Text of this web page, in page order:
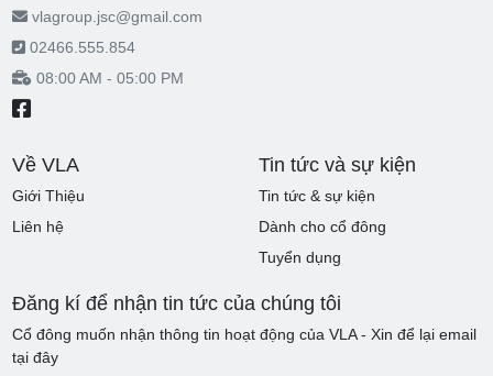
vlagroup.jsc@gmail.com
02466.555.854
08:00 AM - 05:00 PM
Về VLA
Giới Thiệu
Liên hệ
Tin tức và sự kiện
Tin tức & sự kiện
Dành cho cổ đông
Tuyển dụng
Đăng kí để nhận tin tức của chúng tôi
Cổ đông muốn nhận thông tin hoạt động của VLA - Xin để lại email
tại đây